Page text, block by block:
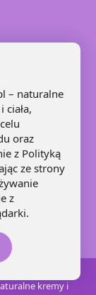
kremy i
– naturalne
oraz
z Polityką
ze strony
z